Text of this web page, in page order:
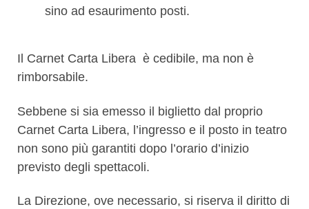
sino ad esaurimento posti.
Il Carnet Carta Libera è cedibile, ma non è
rimborsabile.
Sebbene si sia emesso il biglietto dal proprio
Carnet Carta Libera, l’ingresso e il posto in teatro
non sono più garantiti dopo l’orario d’inizio
previsto degli spettacoli.
La Direzione, ove necessario, si riserva il diritto di